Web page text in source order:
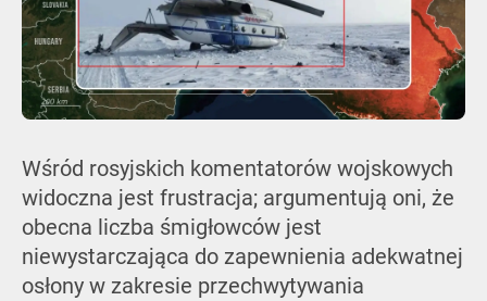
Wśród rosyjskich komentatorów wojskowych
widoczna jest frustracja; argumentują oni, że
obecna liczba śmigłowców jest
niewystarczająca do zapewnienia adekwatnej
osłony w zakresie przechwytywania